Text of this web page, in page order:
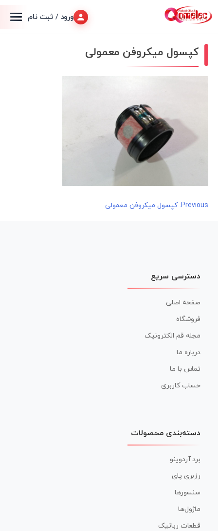
ورود / ثبت نام
کپسول میکروفن معمولی
راهبری
Previous: کپسول میکروفن معمولی
دسترسی سریع
صفحه اصلی
فروشگاه
مجله قم الکترونیک
درباره ما
تماس با ما
حساب کاربری
دسته‌بندی محصولات
برد آردوینو
رزبری پای
سنسورها
ماژول‌ها
قطعات رباتیک